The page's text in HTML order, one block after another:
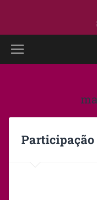
Participação